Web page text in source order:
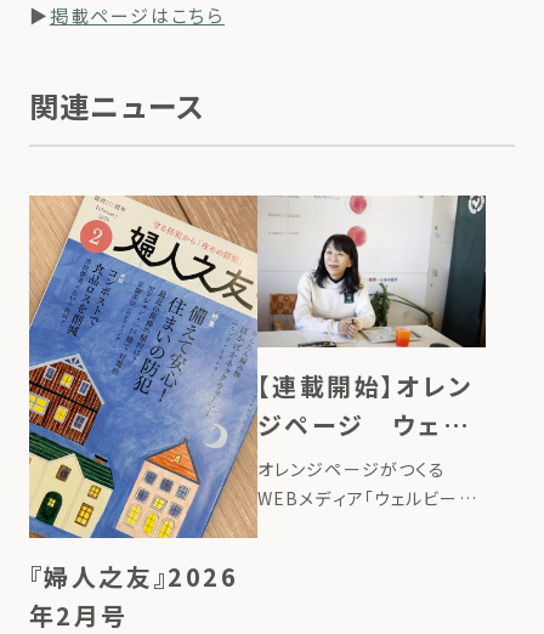
▶掲載ページはこちら
関連ニュース
『婦人之友』2026
年2月号
【連載開始】オレン
ジページ ウェル
ビーイング100
オレンジページがつくる
WEBメディア「ウェルビーイ